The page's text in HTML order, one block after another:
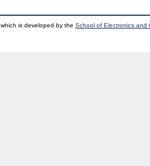
which is developed by theSchool of Electronics and